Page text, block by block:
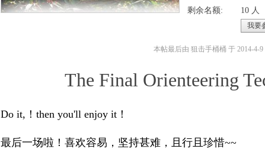
剩余名额:
10 人
我要
本帖最后由 狙击手桶桶 于 2014-4-9
The Final Orienteering
Do it,！then you'll enjoy it！
最后一场啦！喜欢容易，坚持甚难，且行且珍惜~~